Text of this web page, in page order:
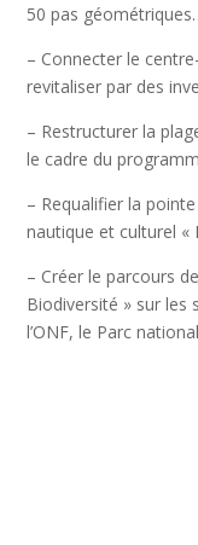
50 pas
– Connecter le
revitaliser par des
– Restructurer la
le cadre du
– Requalifier la
nautique et culturel «
– Créer le parcours
Biodiversité » sur les
l’ONF, le Parc